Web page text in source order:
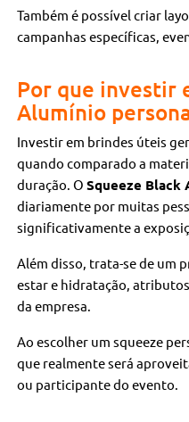
Também é possível criar
campanhas específicas,
Por que investir
Alumínio
Investir em brindes úteis
quando comparado a
duração. OSqueeze Black
diariamente por muitas
significativamente a
Além disso, trata-se de um
estar e hidratação,
da empresa.
Ao escolher um squeeze
que realmente será
ou participante do evento.